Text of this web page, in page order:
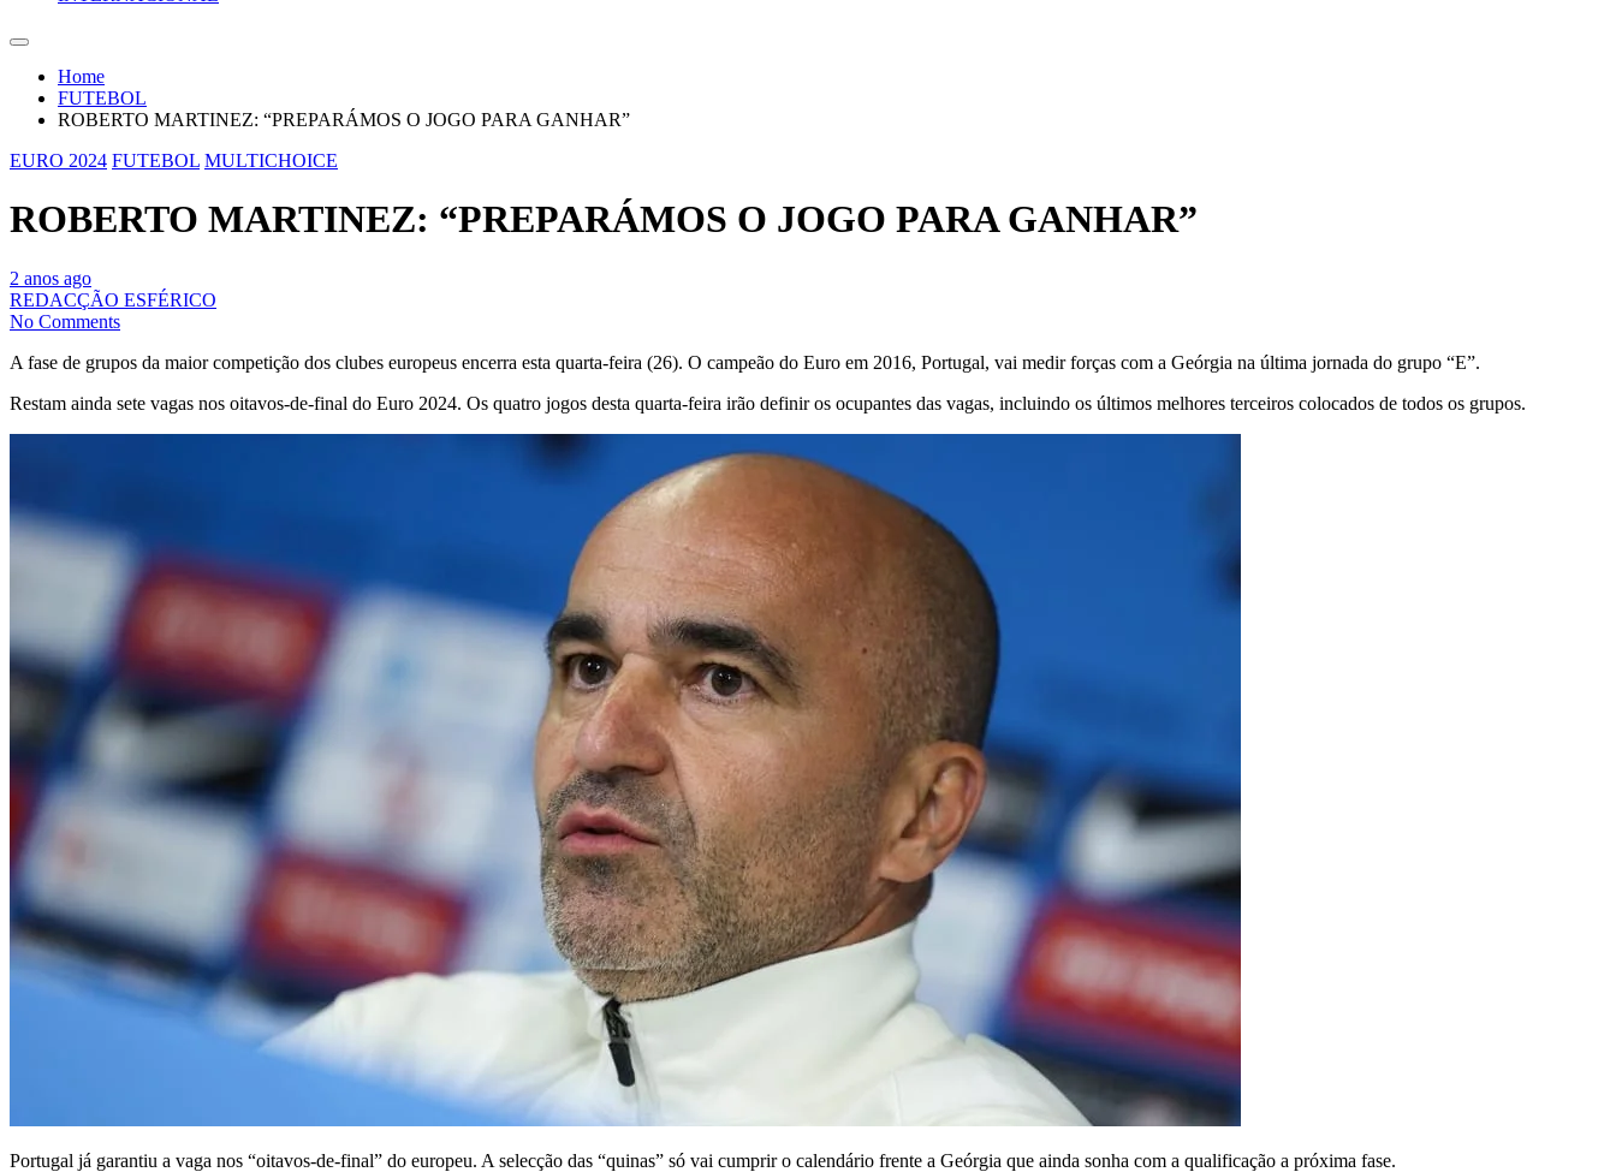
Home
FUTEBOL
ROBERTO MARTINEZ: “PREPARÁMOS O JOGO PARA GANHAR”
EURO 2024 FUTEBOL MULTICHOICE
ROBERTO MARTINEZ: “PREPARÁMOS O JOGO PARA GANHAR”
2 anos ago
REDACÇÃO ESFÉRICO
No Comments
A fase de grupos da maior competição dos clubes europeus encerra esta quarta-feira (26). O campeão do Euro em 2016, Portugal, vai medir forças com a Geórgia na última jornada do grupo “E”.
Restam ainda sete vagas nos oitavos-de-final do Euro 2024. Os quatro jogos desta quarta-feira irão definir os ocupantes das vagas, incluindo os últimos melhores terceiros colocados de todos os grupos.
Portugal já garantiu a vaga nos “oitavos-de-final” do europeu. A selecção das “quinas” só vai cumprir o calendário frente a Geórgia que ainda sonha com a qualificação a próxima fase.